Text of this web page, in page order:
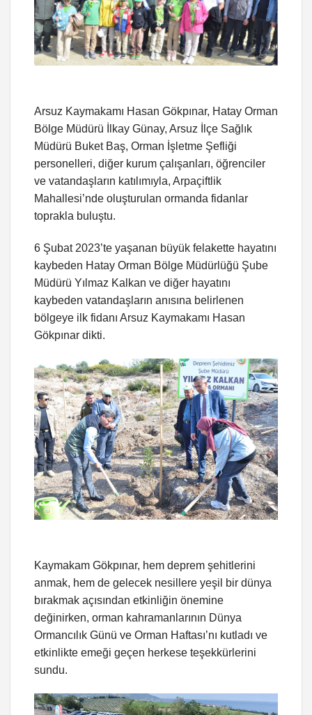
Arsuz Kaymakamı Hasan Gökpınar, Hatay Orman
Bölge Müdürü İlkay Günay, Arsuz İlçe Sağlık
Müdürü Buket Baş, Orman İşletme Şefliği
personelleri, diğer kurum çalışanları, öğrenciler
ve vatandaşların katılımıyla, Arpaçiftlik
Mahallesi’nde oluşturulan ormanda fidanlar
toprakla buluştu.
6 Şubat 2023’te yaşanan büyük felakette hayatını
kaybeden Hatay Orman Bölge Müdürlüğü Şube
Müdürü Yılmaz Kalkan ve diğer hayatını
kaybeden vatandaşların anısına belirlenen
bölgeye ilk fidanı Arsuz Kaymakamı Hasan
Gökpınar dikti.
Kaymakam Gökpınar, hem deprem şehitlerini
anmak, hem de gelecek nesillere yeşil bir dünya
bırakmak açısından etkinliğin önemine
değinirken, orman kahramanlarının Dünya
Ormancılık Günü ve Orman Haftası’nı kutladı ve
etkinlikte emeği geçen herkese teşekkürlerini
sundu.